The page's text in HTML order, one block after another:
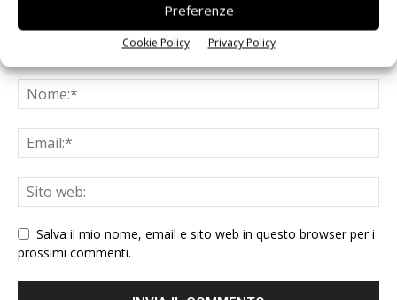
Preferenze
Cookie Policy Privacy Policy
Salva il mio nome, email e sito web in questo browser per i
prossimi commenti.